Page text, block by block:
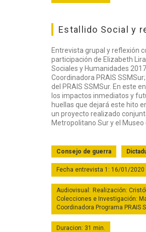
Estallido Social y
Entrevista grupal y reflexión
participación de Elizabeth
Sociales y Humanidades
Coordinadora PRAIS
del PRAIS SSMSur. En este
los impactos inmediatos y
huellas que dejará este hito
un proyecto realizado
Metropolitano Sur y el Museo
Consejo de guerra
Fecha entrevista 1: 16/01/2020
Audiovisual: Realización:
Colecciones e Investigación:
Coordinadora Programa
Duracion: 31 min.